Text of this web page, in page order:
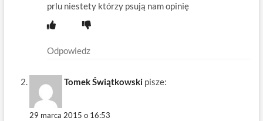
prlu niestety którzy psują nam opinię
Odpowiedz
Tomek Świątkowski pisze:
29 marca 2015 o 16:53